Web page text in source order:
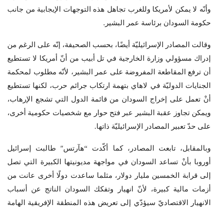
وأنّه لا يمكن لأمريكا وللغرب تجاهل هذه التوجهات الإيجابية من جانب
حكومة السودان برئاسة عمر البشير.
وقالت المصادر الإسرائيليّة أيضًا، بحسب الصحيفة، إنّه على الرغم من
إدراك مسؤولي وزارة الخارجية في تل أبيب من أنّ أمريكا لا تستطيع
أن ترفع المقاطعة المفروضة على عمر البشير، لأنّه مطلوب لمحكمة
الجنايات الدوليّة في لاهاي بتهمة ارتكاب جرائم حرب، لكنها تستطيع
أنْ تعمل على إخراج السودان من قائمة الدول التي تشجع الإرهاب،
ويمكن تجاوز عقبة البشير عبر فتح حوار مع شخصيات حكومية أخرى،
على حدّ تعبير المصادر الإسرائيليّة ذاتها.
وبالمقابل، تابعت المصادر، كما أكّدت “هآرتس″ طالبت إسرائيل
أوروبا بأنْ تساعد السودان في مواجهة مديونيتها الكبيرة التي تصل
إلى قرابة الخمسين مليار دولار، مثلما ساعدت دولًا أخرى عانت من
أزمات مالية كبيرة، لأنّ انهيار وتفكك السودان الناتج عن أسباب
الانهيار الاقتصاديّ سيؤدّي إلى تعريض هذه المنطقة الإفريقية الهامة